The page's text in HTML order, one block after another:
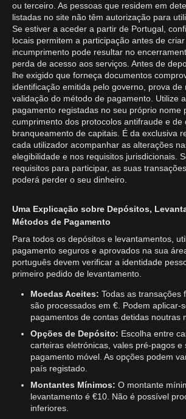
ou terceiro. As pessoas que residem em
listadas no site não têm autorização para
Se estiver a aceder a partir de Portugal,
locais permitem a participação antes de
incumprimento pode resultar no
perda de acesso aos serviços. Antes de
lhe exigido que forneça documentos
identificação emitida pelo governo, prova de
validação do método de pagamento. Utilize
pagamento registadas no seu próprio nome
cumprimento dos protocolos antifraude e de
branqueamento de capitais. É da exclusiva
cada utilizador acompanhar as alterações
elegibilidade e nos requisitos jurisdicionais.
requisitos para participar, as suas
poderá perder o seu dinheiro.
Uma Explicação sobre Depósitos,
Métodos de Pagamento
Para todos os depósitos e levantamentos,
pagamento seguros e aprovados na sua
português devem verificar a identidade
primeiro pedido de levantamento.
Moedas Aceites: Todas as transações
são processados em €. Podem aplicar-
pagamentos de contas detidas noutras
Opções de Depósito: Escolha entre
carteiras eletrónicas, vales pré-pagos e
pagamento móvel. As opções podem
país registado.
Montantes Mínimos: O montante
levantamento é €10. Não é possível
inferiores.